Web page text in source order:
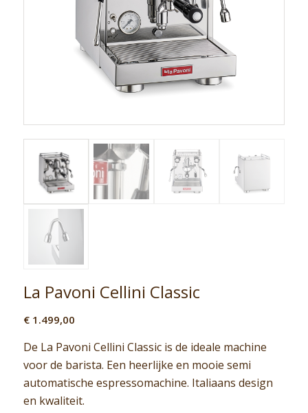
La Pavoni Cellini Classic
€1.499,00
De La Pavoni Cellini Classic is de ideale machine
voor de barista. Een heerlijke en mooie semi
automatische espressomachine. Italiaans design
en kwaliteit.